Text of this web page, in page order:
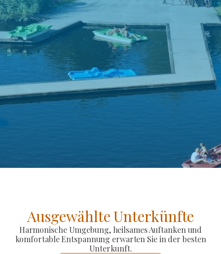
Ausgewählte Unterkünfte
Harmonische Umgebung, heilsames Auftanken und
komfortable Entspannung erwarten Sie in der besten
Unterkunft.